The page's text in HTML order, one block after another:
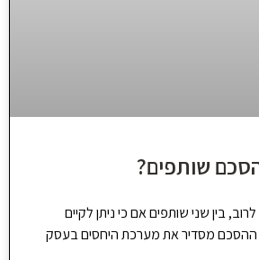
שותפים?
בין שני שותפים אם כי ניתן לקיים
ההסכם מסדיר את מערכת היחסים בעסק